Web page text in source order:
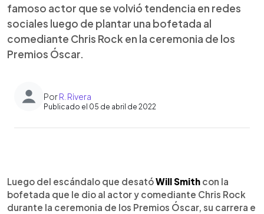
famoso actor que se volvió tendencia en redes
sociales luego de plantar una bofetada al
comediante Chris Rock en la ceremonia de los
Premios Óscar.
PorR. Rivera
Publicado el 05 de abril de 2022
► Escuchar artículo
Luego del escándalo que desatóWill Smith con la
bofetada que le dio al actor y comediante Chris Rock
durante la ceremonia de los Premios Óscar, su carrera e